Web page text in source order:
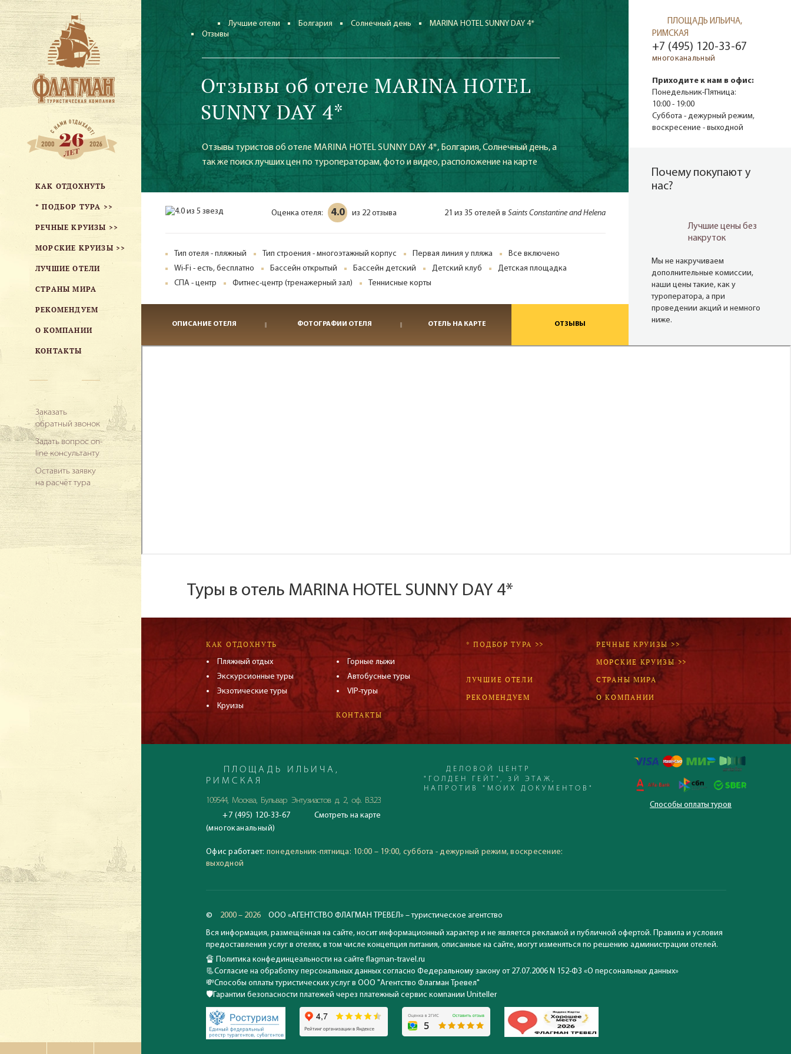
КАК ОТДОХНУТЬ
* ПОДБОР ТУРА >>
РЕЧНЫЕ КРУИЗЫ >>
МОРСКИЕ КРУИЗЫ >>
ЛУЧШИЕ ОТЕЛИ
СТРАНЫ МИРА
РЕКОМЕНДУЕМ
О КОМПАНИИ
КОНТАКТЫ
Заказать
обратный звонок
Задать вопрос on-
line консультанту
Оставить заявку
на расчёт тура
Лучшие отели Болгария Солнечный день
MARINA HOTEL SUNNY DAY 4*
Отзывы
Отзывы об отеле MARINA HOTEL
SUNNY DAY 4*
Отзывы туристов об отеле MARINA HOTEL SUNNY DAY 4*, Болгария, Солнечный день, а
так же поиск лучших цен по туроператорам, фото и видео, расположение на карте
Оценка отеля: 4.0 из 22 отзыва 21 из 35 отелей в Saints Constantine and Helena
Тип отеля - пляжный Тип строения - многоэтажный корпус Первая линия у пляжа
Все включено
Wi-Fi - есть, бесплатно
Бассейн открытый Бассейн детский Детский клуб
Детская площадка
СПА - центр
Фитнес-центр (тренажерный зал) Теннисные корты
ОПИСАНИЕ ОТЕЛЯ ФОТОГРАФИИ ОТЕЛЯ ОТЕЛЬ НА КАРТЕ ОТЗЫВЫ
ПЛОЩАДЬ ИЛЬИЧА,
РИМСКАЯ
+7 (495) 120-33-67
многоканальный
Приходите к нам в офис:
Понедельник-Пятница:
10:00 - 19:00
Суббота - дежурный режим,
воскресение - выходной
Почему покупают у
нас?
Лучшие цены без
накруток
Мы не накручиваем
дополнительные комиссии,
наши цены такие, как у
туроператора, а при
проведении акций и немного
ниже.
цены
Мы не продаём туры он-лайн.
Сначала наш менеджер
указанной цене и только после
это связывается с клиентом.
Да! Это не современно, но зато
надёжно!
Туры в отель MARINA HOTEL SUNNY DAY 4*
КАК ОТДОХНУТЬ
Пляжный отдых
Экскурсионные туры
Экзотические туры
Круизы
Горные лыжи
Автобусные туры
VIP-туры
* ПОДБОР ТУРА >>
РЕЧНЫЕ КРУИЗЫ >>
МОРСКИЕ КРУИЗЫ >>
ЛУЧШИЕ ОТЕЛИ
СТРАНЫ МИРА
РЕКОМЕНДУЕМ
О КОМПАНИИ
КОНТАКТЫ
ПЛОЩАДЬ ИЛЬИЧА,
РИМСКАЯ
109544, Москва, Бульвар Энтузиастов д. 2, оф. В.3.23
+7 (495) 120-33-67
(многоканальный)
Смотреть на карте
ДЕЛОВОЙ ЦЕНТР
"ГОЛДЕН ГЕЙТ", 3Й ЭТАЖ,
НАПРОТИВ "МОИХ ДОКУМЕНТОВ"
воскресение: выходной
Офис работает: понедельник-пятница: 10:00 – 19:00, суббота - дежурный режим, воскресение:
выходной
Способы оплаты туров
© 2000 – 2026
ООО «АГЕНТСТВО ФЛАГМАН ТРЕВЕЛ» – туристическое агентство
Вся информация, размещённая на сайте, носит информационный характер и не является рекламой и публичной офертой. Правила и условия
предоставления услуг в отелях, в том числе концепция питания, описанные на сайте, могут изменяться по решению администрации отелей.
🔏 Политика конфединцеальности на сайте flagman-travel.ru
📃Согласие на обработку персональных данных согласно Федеральному закону от 27.07.2006 N 152-ФЗ «О персональных данных»
💸Способы оплаты туристических услуг в ООО "Агентство Флагман Тревел"
🛡️Гарантии безопасности платежей через платежный сервис компании Uniteller